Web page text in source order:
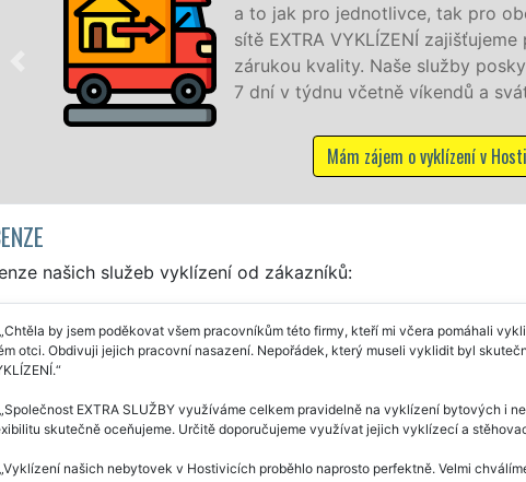
obchodní společnosti. Pod značkou
profesionální a kvalitní servis se
NON-STOP 24 hodin denně,
svátků bez příplatků.
Hostivicích
našich služeb vyklízení od zákazníků:
Chtěla by jsem poděkovat všem pracovníkům této firmy, kteří mi včera pomáhali
otci. Obdivuji jejich pracovní nasazení. Nepořádek, který museli vyklidit byl
Společnost EXTRA SLUŽBY využíváme celkem pravidelně na vyklízení bytových i
skutečně oceňujeme. Určitě doporučujeme využívat jejich vyklízecí a
Vyklízení našich nebytovek v Hostivicích proběhlo naprosto perfektně. Velmi